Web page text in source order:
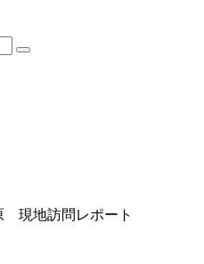
現地訪問レポート